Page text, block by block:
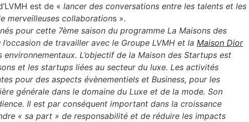
est de « lancer des conversations entre les talents et les
merveilleuses collaborations ».
pour cette 7ème saison du programme La Maisons des
de travailler avec le Groupe LVMH et la Maison Dior
environnementaux. L’objectif de la Maison des Startups est
et les startups liées au secteur du luxe. Les activités
pour des aspects évènementiels et Business, pour les
générale dans le domaine du Luxe et de la mode. Son
Il est par conséquent important dans la croissance
« sa part » de responsabilité et de réduire les impacts